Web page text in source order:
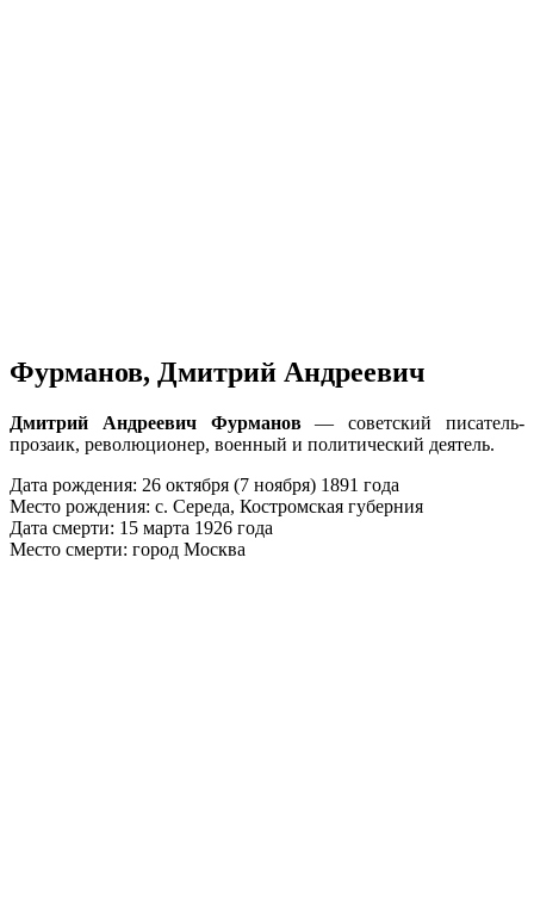
Фурманов, Дмитрий Андреевич
Дмитрий Андреевич Фурманов— советский писатель-
прозаик, революционер, военный и политический деятель.
Дата рождения: 26 октября (7 ноября) 1891 года
Место рождения: с. Середа, Костромская губерния
Дата смерти: 15 марта 1926 года
Место смерти: город Москва